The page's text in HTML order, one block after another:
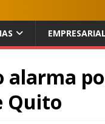
EMPRESARIAL
alarma
Quito